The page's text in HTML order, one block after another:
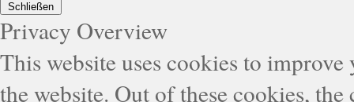
Schließen
Privacy Overview
This website uses cookies to
the website. Out of these cookies,